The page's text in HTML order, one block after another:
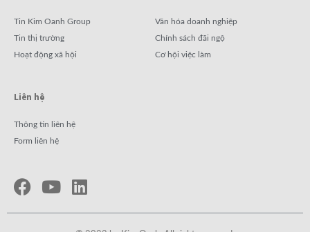
Tin Kim Oanh Group
Tin thị trường
Hoạt động xã hội
Văn hóa doanh nghiệp
Chính sách đãi ngộ
Cơ hội việc làm
Liên hệ
Thông tin liên hệ
Form liên hệ